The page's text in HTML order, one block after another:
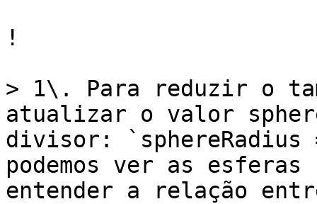
!
> 1\. Para reduzir o
atualizar o valor
divisor:
podemos ver as esferas
entender a relação